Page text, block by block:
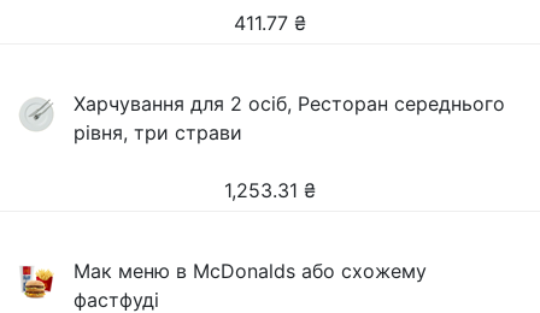
411.77 ₴
Харчування для 2 осіб, Ресторан середнього
рівня, три страви
1,253.31 ₴
Мак меню в McDonalds або схожему
фастфуді